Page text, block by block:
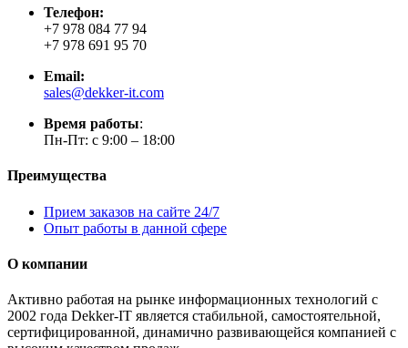
Телефон:
+7 978 084 77 94
+7 978 691 95 70
Email:
sales@dekker-it.com
Время работы:
Пн-Пт: с 9:00 – 18:00
Преимущества
Прием заказов на сайте 24/7
Опыт работы в данной сфере
О компании
Активно работая на рынке информационных технологий с
2002 года Dekker-IT является стабильной, самостоятельной,
сертифицированной, динамично развивающейся компанией с